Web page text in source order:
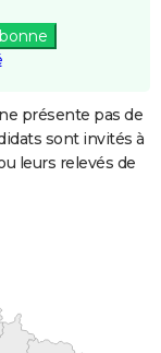
présente pas de
sont invités à
leurs relevés de